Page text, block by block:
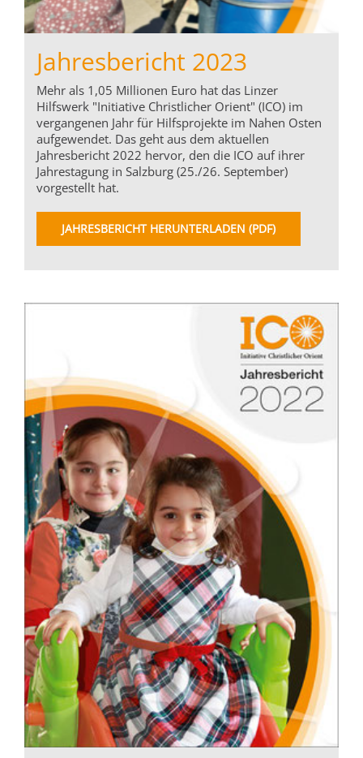
Jahresbericht 2023
Mehr als 1,05 Millionen Euro hat das Linzer
Hilfswerk "Initiative Christlicher Orient" (ICO) im
vergangenen Jahr für Hilfsprojekte im Nahen Osten
aufgewendet. Das geht aus dem aktuellen
Jahresbericht 2022 hervor, den die ICO auf ihrer
Jahrestagung in Salzburg (25./26. September)
vorgestellt hat.
JAHRESBERICHT HERUNTERLADEN (PDF)